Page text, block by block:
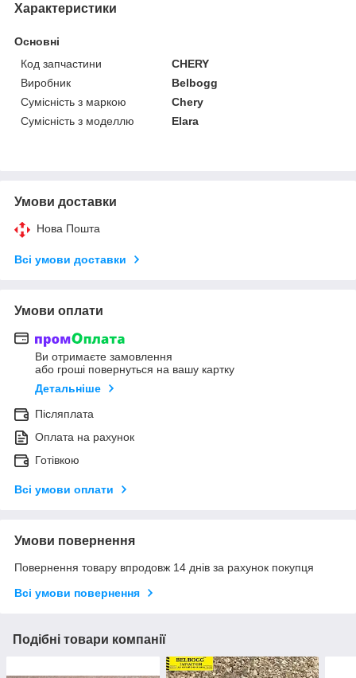
Характеристики
Основні
Код запчастини
CHERY
Виробник
Belbogg
Сумісність з маркою
Chery
Сумісність з моделлю
Elara
Умови доставки
Нова Пошта
Всі умови доставки
Умови оплати
Ви отримаєте замовлення
або гроші повернуться на вашу картку
Детальніше
Післяплата
Оплата на рахунок
Готівкою
Всі умови оплати
Умови повернення
Повернення товару впродовж 14 днів за рахунок покупця
Всі умови повернення
Подібні товари компанії